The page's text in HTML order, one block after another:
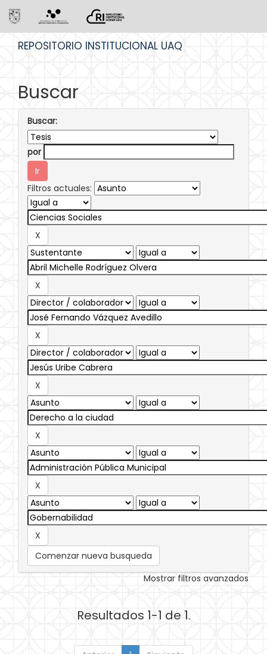
REPOSITORIO INSTITUCIONAL UAQ
Buscar
Buscar:
por
Filtros actuales:
Comenzar nueva busqueda
Mostrar filtros avanzados
Resultados 1-1 de 1.